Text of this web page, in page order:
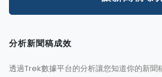
分析新聞稿成效
透過Trek數據平台的分析讓您知道你的新聞